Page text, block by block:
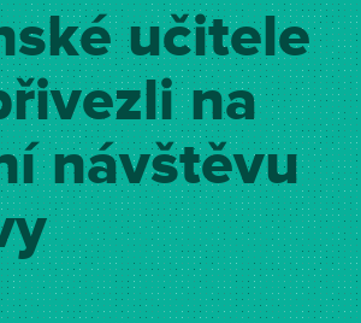
učitele
na
návštěvu